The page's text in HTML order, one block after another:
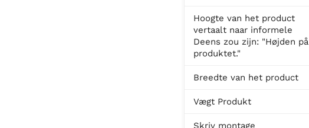
Hoogte van het product
vertaalt naar informele
Deens zou zijn: "Højden på
produktet."
Breedte van het product
Vægt Produkt
Skriv montage